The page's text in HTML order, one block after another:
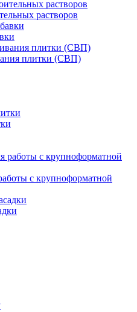
растворов
плитки (СВП)
с крупноформатной